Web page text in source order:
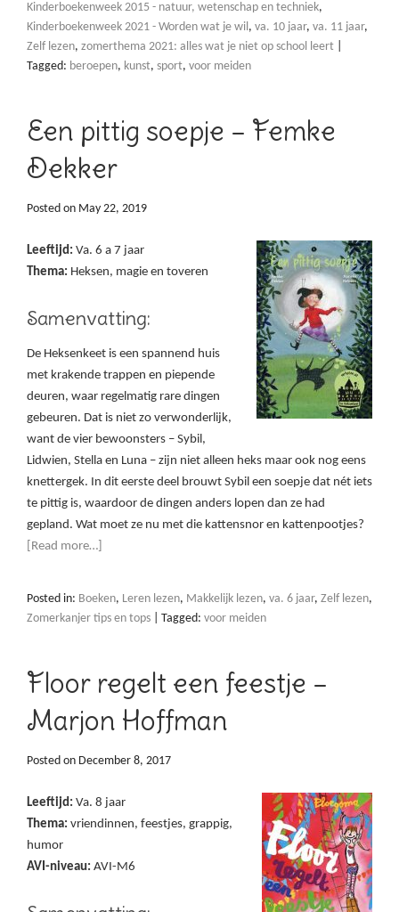
Kinderboekenweek 2015 - natuur, wetenschap en techniek,
Kinderboekenweek 2021 - Worden wat je wil, va. 10 jaar, va. 11 jaar,
Zelf lezen, zomerthema 2021: alles wat je niet op school leert
Tagged: beroepen, kunst, sport, voor meiden
Een pittig soepje – Femke
Dekker
Posted on May 22, 2019
Leeftijd: Va. 6 a 7 jaar
Thema: Heksen, magie en toveren
Samenvatting:
De Heksenkeet is een spannend huis
met krakende trappen en piepende
deuren, waar regelmatig rare dingen
gebeuren. Dat is niet zo verwonderlijk,
want de vier bewoonsters – Sybil,
Lidwien, Stella en Luna – zijn niet alleen heks maar ook nog eens
knettergek. In dit eerste deel brouwt Sybil een soepje dat nét iets
te pittig is, waardoor de dingen anders lopen dan ze had
gepland. Wat moet ze nu met die kattensnor en kattenpootjes?
[Read more…]
Posted in: Boeken, Leren lezen, Makkelijk lezen, va. 6 jaar, Zelf lezen,
Zomerkanjer tips en tops
Tagged: voor meiden
Floor regelt een feestje –
Marjon Hoffman
Posted on December 8, 2017
Leeftijd: Va. 8 jaar
Thema: vriendinnen, feestjes, grappig,
humor
AVI-niveau: AVI-M6